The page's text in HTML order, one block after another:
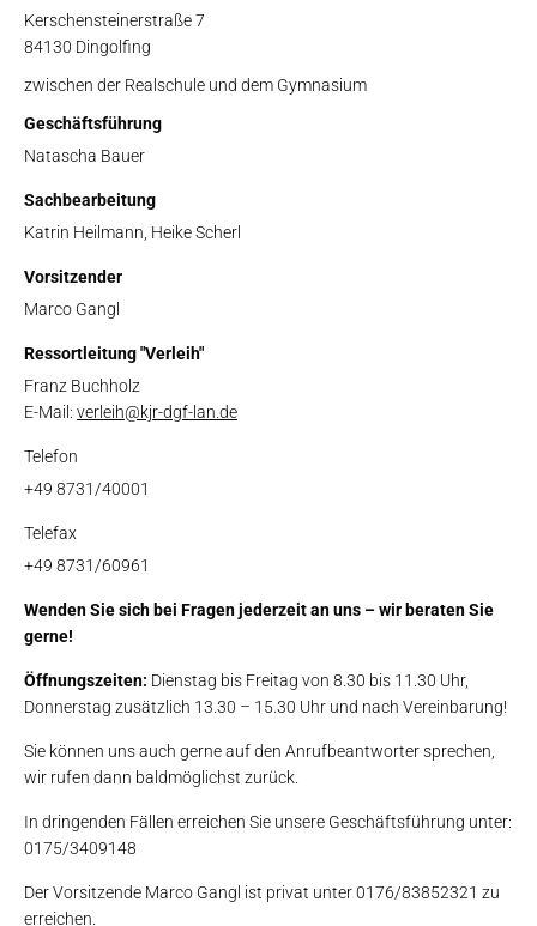
Kerschensteinerstraße 7
84130 Dingolfing
zwischen der Realschule und dem Gymnasium
Geschäftsführung
Natascha Bauer
Sachbearbeitung
Katrin Heilmann, Heike Scherl
Vorsitzender
Marco Gangl
Ressortleitung "Verleih"
Franz Buchholz
E-Mail: verleih@kjr-dgf-lan.de
Telefon
+49 8731/40001
Telefax
+49 8731/60961
Wenden Sie sich bei Fragen jederzeit an uns – wir beraten Sie
gerne!
Öffnungszeiten: Dienstag bis Freitag von 8.30 bis 11.30 Uhr,
Donnerstag zusätzlich 13.30 – 15.30 Uhr und nach Vereinbarung!
Sie können uns auch gerne auf den Anrufbeantworter sprechen,
wir rufen dann baldmöglichst zurück.
In dringenden Fällen erreichen Sie unsere Geschäftsführung unter:
0175/3409148
Der Vorsitzende Marco Gangl ist privat unter 0176/83852321 zu
erreichen.